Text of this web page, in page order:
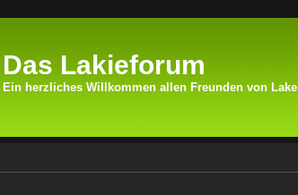
Das Lakieforum
Ein herzliches Willkommen allen Freunden von